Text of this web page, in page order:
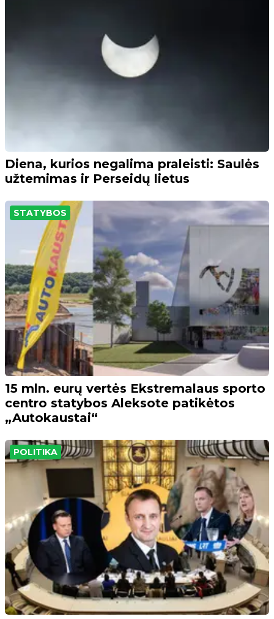
Diena, kurios negalima praleisti: Saulės
užtemimas ir Perseidų lietus
STATYBOS
15 mln. eurų vertės Ekstremalaus sporto
centro statybos Aleksote patikėtos
„Autokaustai“
POLITIKA